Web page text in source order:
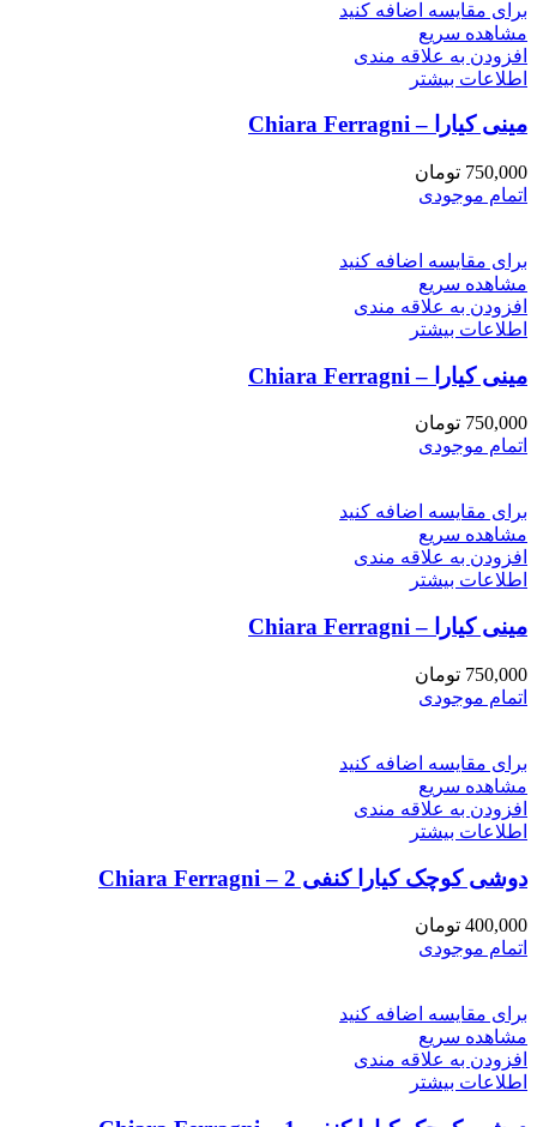
برای مقایسه اضافه کنید
مشاهده سریع
افزودن به علاقه مندی
اطلاعات بیشتر
مینی کیارا – Chiara Ferragni
750,000 تومان
اتمام موجودی
برای مقایسه اضافه کنید
مشاهده سریع
افزودن به علاقه مندی
اطلاعات بیشتر
مینی کیارا – Chiara Ferragni
750,000 تومان
اتمام موجودی
برای مقایسه اضافه کنید
مشاهده سریع
افزودن به علاقه مندی
اطلاعات بیشتر
مینی کیارا – Chiara Ferragni
750,000 تومان
اتمام موجودی
برای مقایسه اضافه کنید
مشاهده سریع
افزودن به علاقه مندی
اطلاعات بیشتر
دوشی کوچک کیارا کنفی 2 – Chiara Ferragni
400,000 تومان
اتمام موجودی
برای مقایسه اضافه کنید
مشاهده سریع
افزودن به علاقه مندی
اطلاعات بیشتر